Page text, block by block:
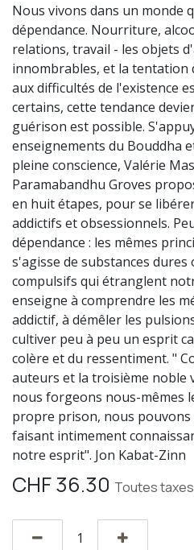
Nous vivons dans un monde
dépendance. Nourriture,
relations, travail - les objets
innombrables, et la tentation
aux difficultés de l'existence
certains, cette tendance
guérison est possible.
enseignements du Bouddha
pleine conscience, Valérie
Paramabandhu Groves
en huit étapes, pour se
addictifs et obsessionnels.
dépendance : les mêmes
s'agisse de substances dures
compulsifs qui étranglent
enseigne à comprendre les
addictif, à démêler les
cultiver peu à peu un esprit
colère et du ressentiment. "
auteurs et la troisième noble
nous forgeons nous-mêmes
propre prison, nous
faisant intimement
notre esprit". Jon Kabat-Zinn
CHF36.30 Toutes